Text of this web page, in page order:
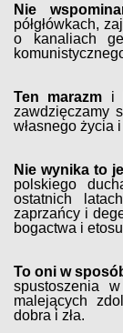
Nie
półgłówkach,
o kanaliach
Ten marazm i
zawdzięczamy
własnego życia
Nie wynika to
polskiego
ostatnich
zaprzańcy i
bogactwa i
To oni w
spustoszenia
malejących
dobra i zła.